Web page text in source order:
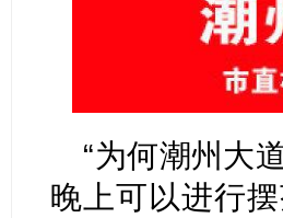
“为何潮州大
晚上可以进行